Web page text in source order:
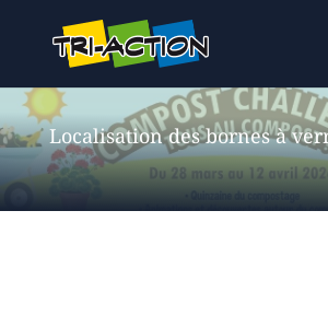
Localisation des bornes à